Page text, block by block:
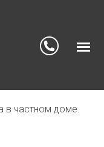
в частном доме.